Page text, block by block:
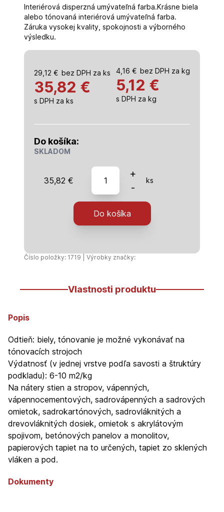
Interiérová disperzná umývateľná farba.Krásne biela
alebo tónovaná interiérová umývateľná farba.
Záruka vysokej kvality, spokojnosti a výborného
výsledku.
29,12 € bez DPH za ks
35,82 €
s DPH za ks
4,16 € bez DPH za kg
5,12 €
s DPH za kg
Do košíka:
SKLADOM
35,82 €
množstvo
Brillant
100
-
kg
+
-
ks
Do košíka
Číslo položky: 1719 | Výrobky značky:
Vlastnosti produktu
Popis
Odtieň: biely, tónovanie je možné vykonávať na
tónovacích strojoch
Výdatnosť (v jednej vrstve podľa savosti a štruktúry
podkladu): 6-10 m2/kg
Na nátery stien a stropov, vápenných,
vápennocementových, sadrovápenných a sadrových
omietok, sadrokartónových, sadrovláknitých a
drevovláknitých dosiek, omietok s akrylátovým
spojivom, betónových panelov a monolitov,
papierových tapiet na to určených, tapiet zo sklených
vláken a pod.
Dokumenty